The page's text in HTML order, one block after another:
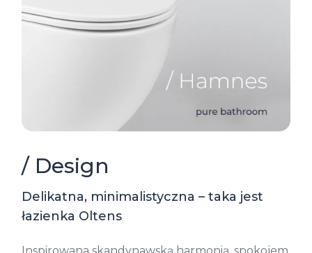
/ Design
Delikatna, minimalistyczna – taka jest
łazienka Oltens